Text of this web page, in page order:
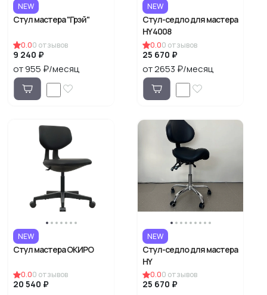
NEW
Стул мастера "Грэй"
0.00 отзывов
9 240 ₽
от 955 ₽/месяц
NEW
Стул-седло для мастера
HY 4008
0.00 отзывов
25 670 ₽
от 2653 ₽/месяц
NEW
Стул мастера ОКИРО
0.00 отзывов
20 540 ₽
NEW
Стул-седло для мастера
HY
0.00 отзывов
25 670 ₽